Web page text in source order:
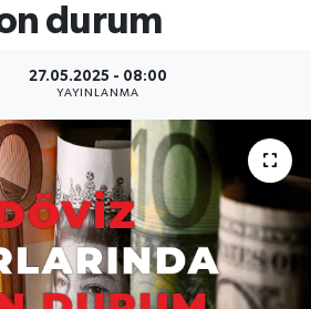
durum
27.05.2025 - 08:00
YAYINLANMA